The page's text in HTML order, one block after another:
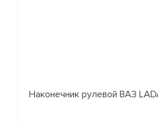
Наконечник рулевой ВАЗ